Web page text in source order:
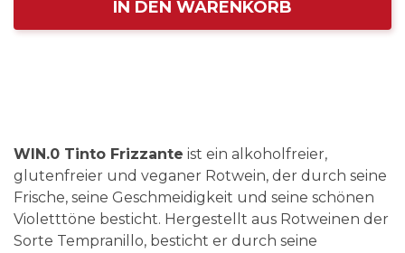
IN DEN WARENKORB
WIN.0 Tinto Frizzante ist ein alkoholfreier,
glutenfreier und veganer Rotwein, der durch seine
Frische, seine Geschmeidigkeit und seine schönen
Violetttöne besticht. Hergestellt aus Rotweinen der
Sorte Tempranillo, besticht er durch seine